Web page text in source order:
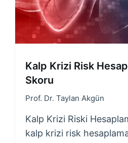
Kalp Krizi Risk
Skoru
Prof. Dr. Taylan Akgün
Kalp Krizi Riski
kalp krizi risk